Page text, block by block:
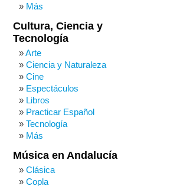
Más
Cultura, Ciencia y
Tecnología
Arte
Ciencia y Naturaleza
Cine
Espectáculos
Libros
Practicar Español
Tecnología
Más
Música en Andalucía
Clásica
Copla